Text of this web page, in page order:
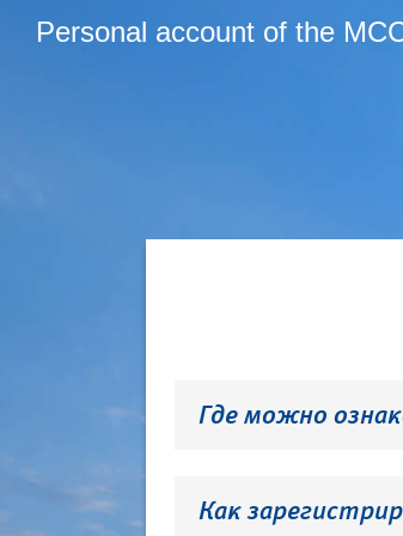
Personal account of the
Где можно
Как